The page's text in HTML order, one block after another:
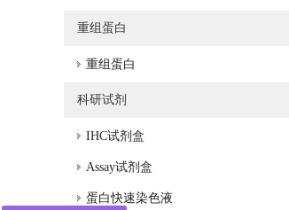
重组蛋白
重组蛋白
科研试剂
IHC试剂盒
Assay试剂盒
蛋白快速染色液